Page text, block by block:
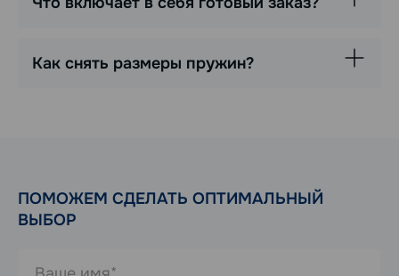
Как снять размеры пружин?
ПОМОЖЕМ СДЕЛАТЬ ОПТИМАЛЬНЫЙ
ВЫБОР